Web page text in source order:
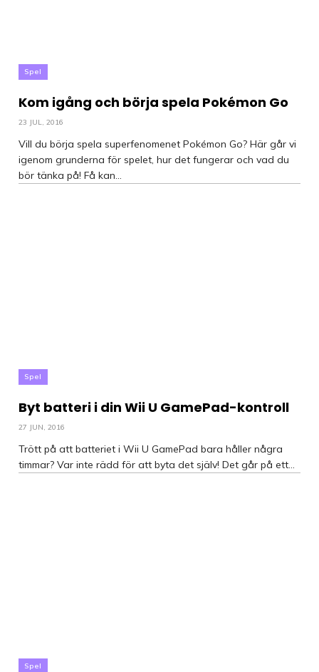
Spel
Kom igång och börja spela Pokémon Go
23 JUL, 2016
Vill du börja spela superfenomenet Pokémon Go? Här går vi
igenom grunderna för spelet, hur det fungerar och vad du
bör tänka på! Få kan...
Spel
Byt batteri i din Wii U GamePad-kontroll
27 JUN, 2016
Trött på att batteriet i Wii U GamePad bara håller några
timmar? Var inte rädd för att byta det själv! Det går på ett...
Spel